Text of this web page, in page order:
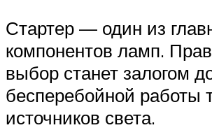
Стартер — один из
компонентов ламп.
выбор станет залогом
бесперебойной работы
источников света.